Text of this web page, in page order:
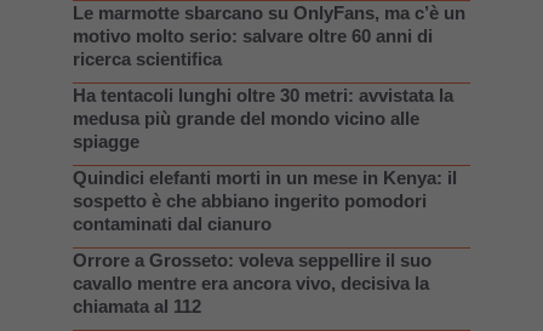
Le marmotte sbarcano su OnlyFans, ma c’è un
motivo molto serio: salvare oltre 60 anni di
ricerca scientifica
Ha tentacoli lunghi oltre 30 metri: avvistata la
medusa più grande del mondo vicino alle
spiagge
Quindici elefanti morti in un mese in Kenya: il
sospetto è che abbiano ingerito pomodori
contaminati dal cianuro
Orrore a Grosseto: voleva seppellire il suo
cavallo mentre era ancora vivo, decisiva la
chiamata al 112